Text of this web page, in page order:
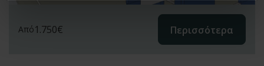
Από1.750€ Περισσότερα